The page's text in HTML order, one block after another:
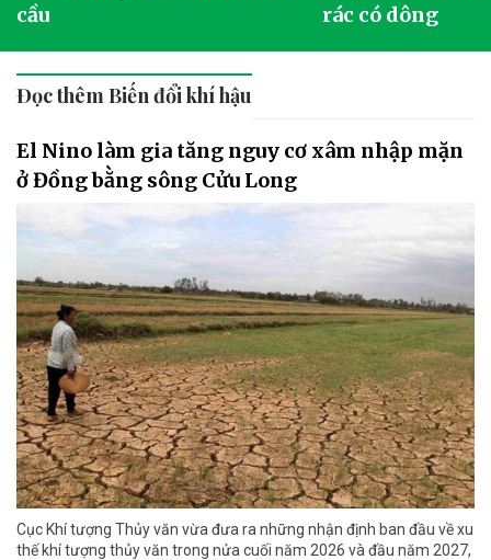
cầu
rác có dông
Đọc thêm Biến đổi khí hậu
El Nino làm gia tăng nguy cơ xâm nhập mặn
ở Đồng bằng sông Cửu Long
Cục Khí tượng Thủy văn vừa đưa ra những nhận định ban đầu về xu
thế khí tượng thủy văn trong nửa cuối năm 2026 và đầu năm 2027,